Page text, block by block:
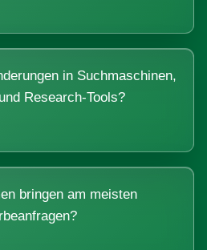
in Suchmaschinen,
Research-Tools?
bringen am meisten